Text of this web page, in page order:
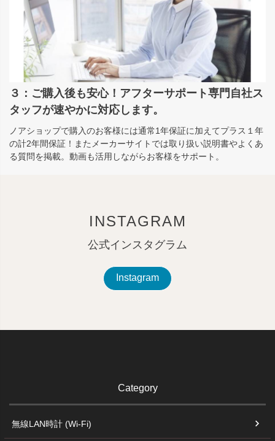
３：ご購入後も安心！アフターサポート専門自社ス
タッフが速やかに対応します。
ノアショップで購入のお客様には通常1年保証に加えてプラス１年
の計2年間保証！またメーカーサイトでは取り扱い説明書やよくあ
る質問を掲載。動画も活用しながらお客様をサポート。
INSTAGRAM
公式インスタグラム
Instagram
Category
無線LAN時計 (Wi-Fi)